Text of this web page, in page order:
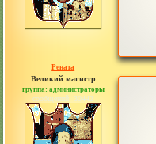
Рената
Великий магистр
группа: администраторы
сообщений: 30442